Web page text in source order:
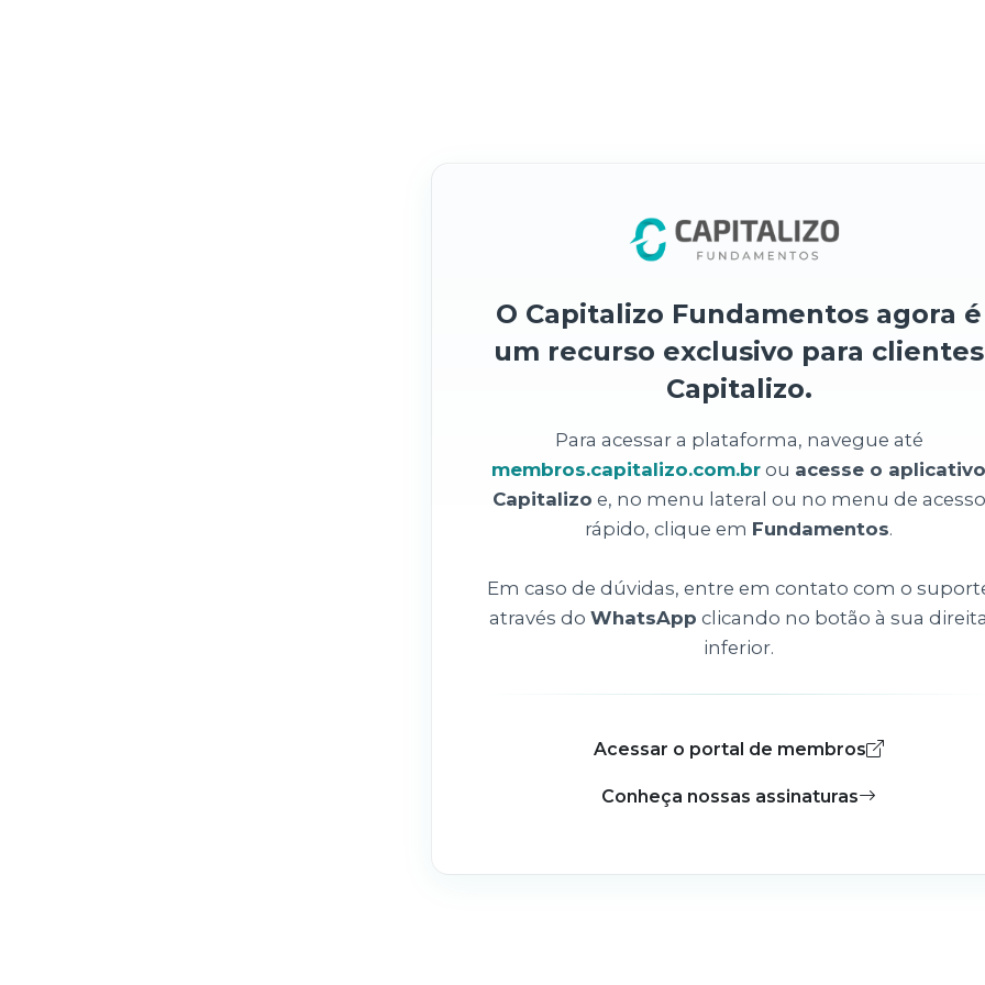
O Capitalizo Fundamentos agora é
um recurso exclusivo para clientes
Capitalizo.
Para acessar a plataforma, navegue até
membros.capitalizo.com.br ou acesse o aplicativo
Capitalizo e, no menu lateral ou no menu de acesso
rápido, clique em Fundamentos.
Em caso de dúvidas, entre em contato com o
através do WhatsApp clicando no botão à sua
inferior.
Acessar o portal de membros
Conheça nossas assinaturas